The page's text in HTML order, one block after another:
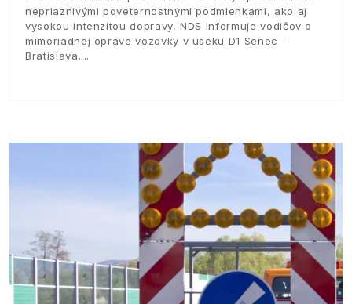
nepriaznivými poveternostnými podmienkami, ako aj
vysokou intenzitou dopravy, NDS informuje vodičov o
mimoriadnej oprave vozovky v úseku D1 Senec -
Bratislava.